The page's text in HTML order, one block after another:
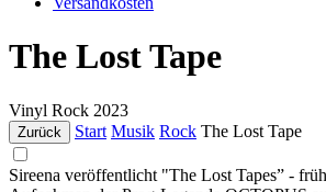
The Lost Tape
Vinyl Rock 2023
Zurück Start Musik Rock The Lost Tape
Sireena veröffentlicht "The Lost Tapes” -